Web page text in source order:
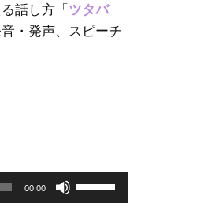
話し方「ツタバ
・発声、スピーチ
00:00
リ